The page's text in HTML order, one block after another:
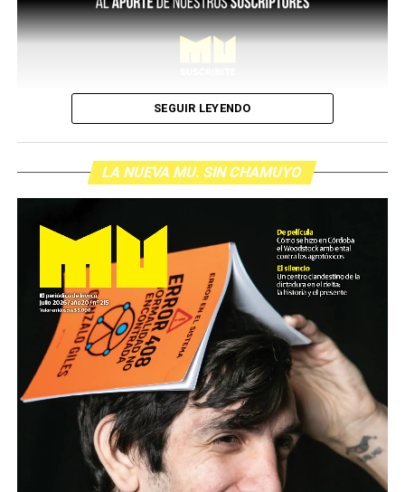
SEGUIR LEYENDO
LA NUEVA MU. SIN CHAMUYO